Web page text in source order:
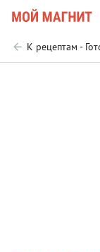
К рецептам -